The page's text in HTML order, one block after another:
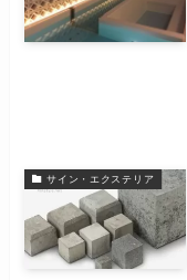
サイン・エクステリア